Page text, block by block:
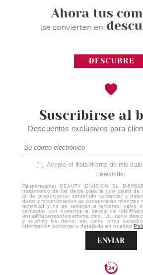
Suscribirse al
Descuentos exclusivos para
Acepto el tratamiento de mis
newsletter
Responsable: BEAUTY DIVISION SL B-
tratamiento de los datos para la que usted da
la de proporcionar contenido comercial y
datos proporcionados se conservarán mientras
actividad y no se cederán a terceros, salvo
contactar con nosotros a través de
anna@lacentraldelperfume.com. Ud. tiene
y suprimir los datos, así como otros
información adicional y detallada en nuestra
ENVIAR